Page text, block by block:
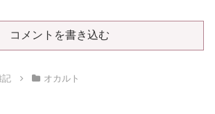
コメントを書き込む
記 オカルト